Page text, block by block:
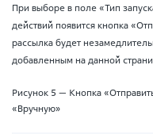
При выборе в поле «Тип
действий появится кнопка
рассылка будет
добавленным на данной
Рисунок 5 — Кнопка
«Вручную»